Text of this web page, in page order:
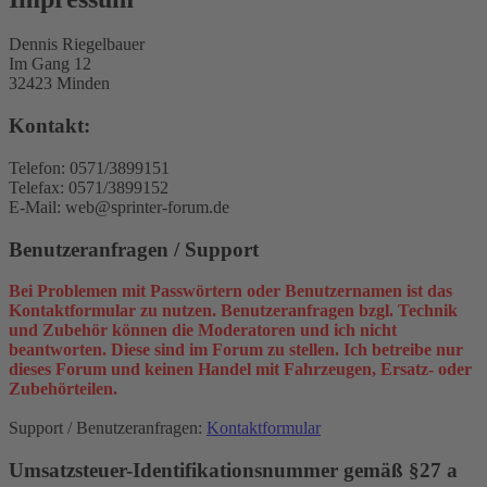
Dennis Riegelbauer
Im Gang 12
32423 Minden
Kontakt:
Telefon: 0571/3899151
Telefax: 0571/3899152
E-Mail: web@sprinter-forum.de
Benutzeranfragen / Support
Bei Problemen mit Passwörtern oder Benutzernamen ist das
Kontaktformular zu nutzen. Benutzeranfragen bzgl. Technik
und Zubehör können die Moderatoren und ich nicht
beantworten. Diese sind im Forum zu stellen. Ich betreibe nur
dieses Forum und keinen Handel mit Fahrzeugen, Ersatz- oder
Zubehörteilen.
Support / Benutzeranfragen: Kontaktformular
Umsatzsteuer-Identifikationsnummer gemäß §27 a